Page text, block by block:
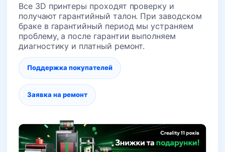
Все 3D принтеры проходят проверку и
получают гарантийный талон. При заводском
браке в гарантийный период мы устраняем
проблему, а после гарантии выполняем
диагностику и платный ремонт.
Поддержка покупателей
Заявка на ремонт